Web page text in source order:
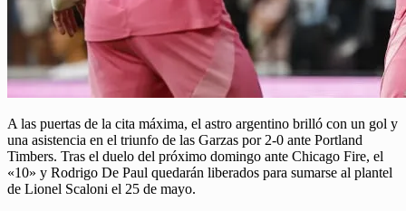
A las puertas de la cita máxima, el astro argentino brilló con un gol y
una asistencia en el triunfo de las Garzas por 2-0 ante Portland
Timbers. Tras el duelo del próximo domingo ante Chicago Fire, el
«10» y Rodrigo De Paul quedarán liberados para sumarse al plantel
de Lionel Scaloni el 25 de mayo.